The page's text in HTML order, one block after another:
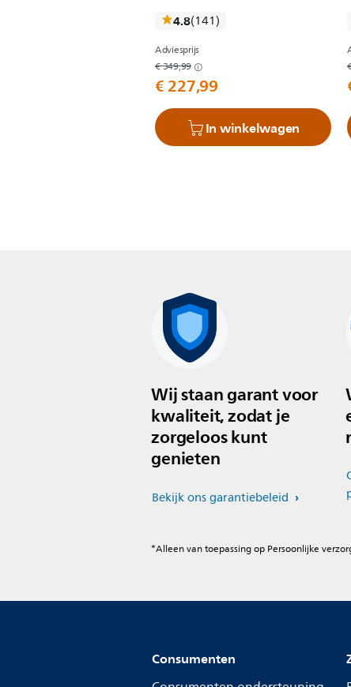
4.8(141recensies
)
Adviesprijs
€ 349,99
€ 227,99
In winkelwagen
Wij staan garant voor
kwaliteit, zodat je
zorgeloos kunt
genieten
Bekijk ons garantiebeleid
*Alleen van toepassing op Persoonlijke
Consumenten